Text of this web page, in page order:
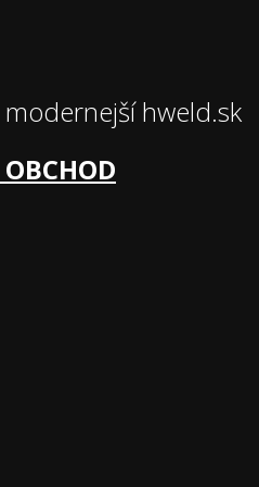
hweld.sk